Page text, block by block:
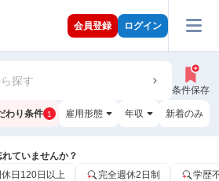
会員登録 ログイン
探す
条件保存
わり条件 1 雇用形態 年収 新着のみ
ていませんか？
日120日以上 完全週休2日制 学歴